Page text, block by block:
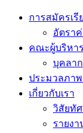
Skip
การสมัครเรี
อัตรา
คณะผู้บริหาร
บุคลา
ประมวลภา
เกี่ยวกับเรา
วิสัยทั
รายง